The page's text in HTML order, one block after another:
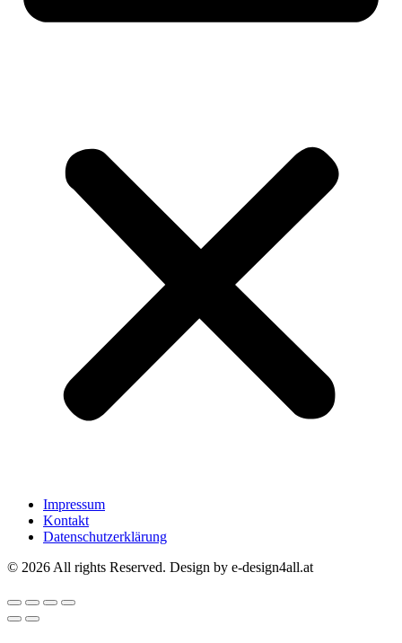
Impressum
Kontakt
Datenschutzerklärung
© 2026 All rights Reserved. Design by e-design4all.at